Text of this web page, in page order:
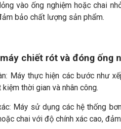
vào ống nghiệm hoặc chai
bảo chất lượng sản phẩm.
chiết rót và đóng ống
Máy thực hiện các bước như
thời gian và nhân công.
Máy sử dụng các hệ thống
chai với độ chính xác cao,